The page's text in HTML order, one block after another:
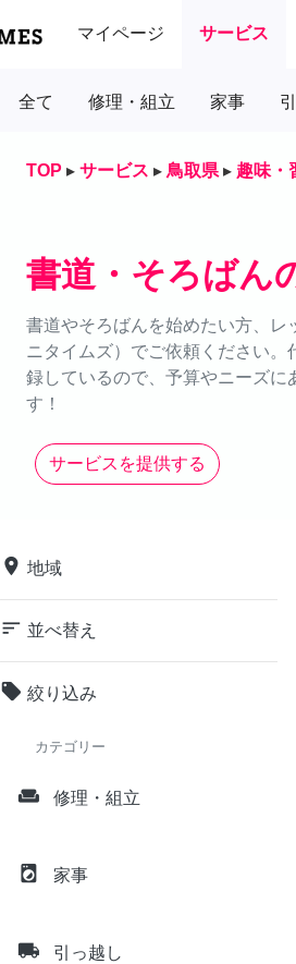
マイページ サービス
全て 修理・組立 家事
TOP ▸ サービス ▸ 鳥取県 ▸ 趣味・
書道・そろばん
書道やそろばんを始めたい方、
ニタイムズ）でご依頼ください
録しているので、予算やニーズ
す！
サービスを提供する
place 地域
sort 並べ替え
local_offer 絞り込み
カテゴリー
weekend 修理・組立
local_laundry_service 家事
local_shipping 引っ越し